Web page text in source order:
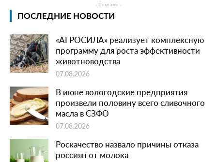
- Реклама -
ПОСЛЕДНИЕ НОВОСТИ
«АГРОСИЛА» реализует комплексную
программу для роста эффективности
животноводства
07.08.2026
В июне вологодские предприятия
произвели половину всего сливочного
масла в СЗФО
07.08.2026
Роскачество назвало причины отказа
россиян от молока